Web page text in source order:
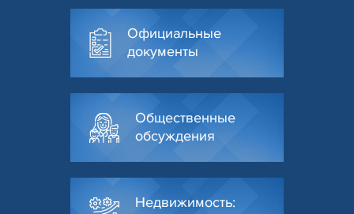
Официальные
документы
Общественные
обсуждения
Недвижимость: